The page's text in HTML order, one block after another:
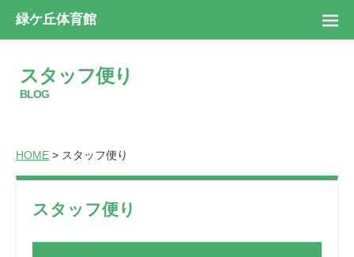
緑ケ丘体育館
スタッフ便り
BLOG
HOME > スタッフ便り
スタッフ便り